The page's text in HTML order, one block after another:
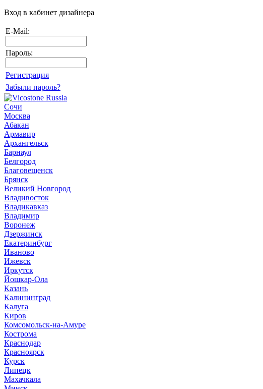
Вход в кабинет дизайнера
E-Mail:
Пароль:
Регистрация
Забыли пароль?
Сочи
Москва
Абакан
Армавир
Архангельск
Барнаул
Белгород
Благовещенск
Брянск
Великий Новгород
Владивосток
Владикавказ
Владимир
Воронеж
Дзержинск
Екатеринбург
Иваново
Ижевск
Иркутск
Йошкар-Ола
Казань
Калининград
Калуга
Киров
Комсомольск-на-Амуре
Кострома
Краснодар
Красноярск
Курск
Липецк
Махачкала